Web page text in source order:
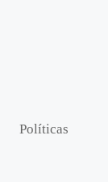
Políticas